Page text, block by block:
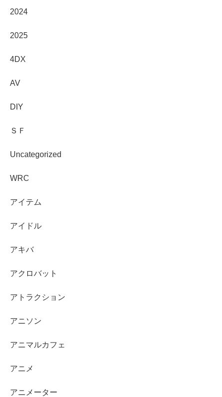
2024
2025
4DX
AV
DIY
ＳＦ
Uncategorized
WRC
アイテム
アイドル
アキバ
アクロバット
アトラクション
アニソン
アニマルカフェ
アニメ
アニメーター